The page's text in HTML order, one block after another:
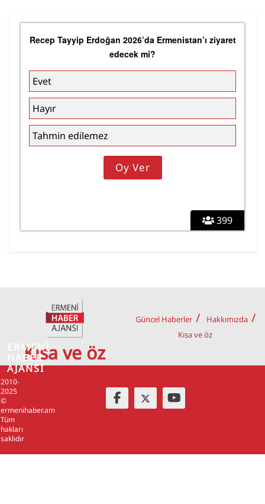
399
Recep Tayyip Erdoğan 2026’da Ermenistan’ı ziyaret
edecek mi?
Evet
Hayır
Tahmin edilemez
Kısa ve öz
Güncel Haberler
Hakkımızda
Kısa ve öz
2010-
2025
©
ermenihaber.am
Tüm
hakları
saklıdır
ERMENİ
HABER
AJANSI